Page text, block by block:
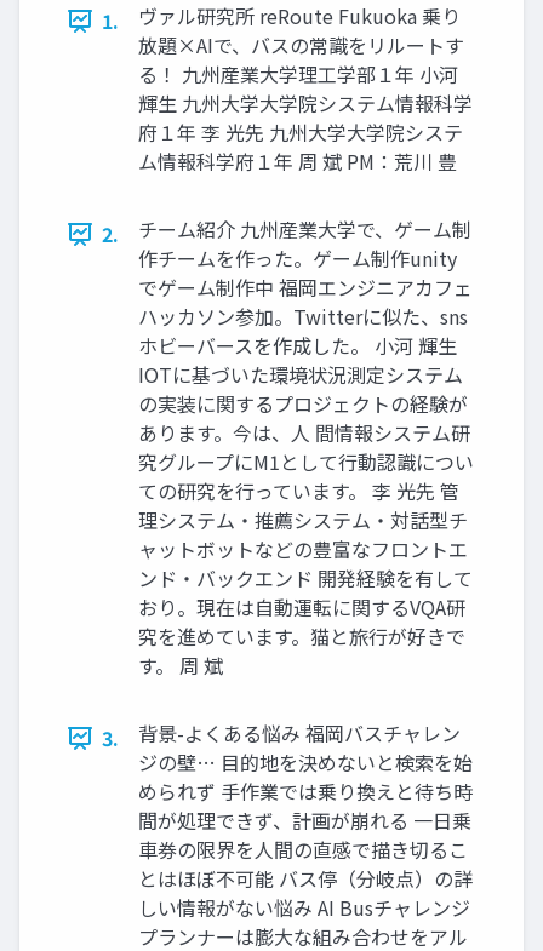
1.
ヴァル研究所 reRoute Fukuoka 乗り
放題×AIで、バスの常識をリルートす
る！ 九州産業大学理工学部１年 小河
輝生 九州大学大学院システム情報科学
府１年 李 光先 九州大学大学院システ
ム情報科学府１年 周 斌 PM：荒川 豊
2.
チーム紹介 九州産業大学で、ゲーム制
作チームを作った。ゲーム制作unity
でゲーム制作中 福岡エンジニアカフェ
ハッカソン参加。Twitterに似た、sns
ホビーバースを作成した。 小河 輝生
IOTに基づいた環境状況測定システム
の実装に関するプロジェクトの経験が
あります。今は、人 間情報システム研
究グループにM1として行動認識につい
ての研究を行っています。 李 光先 管
理システム・推薦システム・対話型チ
ャットボットなどの豊富なフロントエ
ンド・バックエンド 開発経験を有して
おり。現在は自動運転に関するVQA研
究を進めています。猫と旅行が好きで
す。 周 斌
3.
背景-よくある悩み 福岡バスチャレン
ジの壁… 目的地を決めないと検索を始
められず 手作業では乗り換えと待ち時
間が処理できず、計画が崩れる 一日乗
車券の限界を人間の直感で描き切るこ
とはほぼ不可能 バス停（分岐点）の詳
しい情報がない悩み AI Busチャレンジ
プランナーは膨大な組み合わせをアル